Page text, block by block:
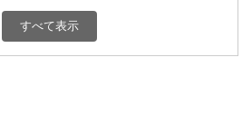
600円 富山県
すべて表示